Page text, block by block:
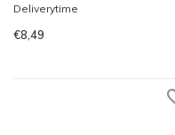
Deliverytime
€8,49